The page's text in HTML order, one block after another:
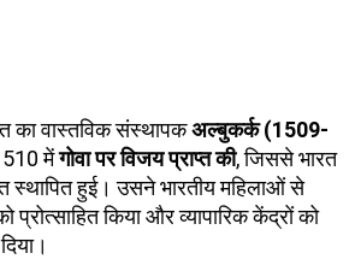
का वास्तविक संस्थापकअल्बुकर्क (1509-
मेंगोवा पर विजय प्राप्त की, जिससे भारत
स्थापित हुई। उसने भारतीय महिलाओं से
प्रोत्साहित किया और व्यापारिक केंद्रों को